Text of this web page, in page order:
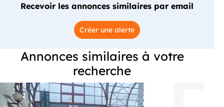
Recevoir les annonces similaires par email
Créer une alerte
Annonces similaires à votre
recherche